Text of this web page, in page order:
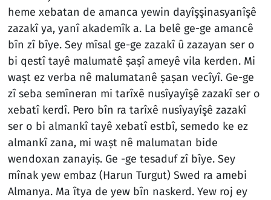
heme xebatan de amanca yewin dayîşşinasyanîşê
zazakî ya, yanî akademîk a. La belê ge-ge amancê
bîn zî bîye. Sey mîsal ge-ge zazakî û zazayan ser o
bi qestî tayê malumatê ṣaṣî ameyê vila kerden. Mi
waṣt ez verba nê malumatanê ṣaṣan vecîyî. Ge-ge
zî seba semîneran mi tarîxê nusîyayîşê zazakî ser o
xebatî kerdî. Pero bîn ra tarîxê nusîyayîşê zazakî
ser o bi almankî tayê xebatî estbî, semedo ke ez
almankî zana, mi waṣt nê malumatan bide
wendoxan zanayiṣ. Ge -ge tesaduf zî bîye. Sey
mînak yew embaz (Harun Turgut) Swed ra amebi
Almanya. Ma îtya de yew bîn naskerd. Yew roj ey